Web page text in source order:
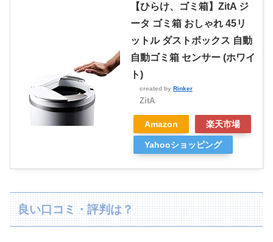
【ひらけ、ゴミ箱】ZitA ジ
ータ ゴミ箱 おしゃれ 45リ
ットル ダストボックス 自動
自動ゴミ箱 センサー (ホワイ
ト)
created by Rinker
ZitA
Amazon 楽天市場
Yahooショッピング
良い口コミ・評判は？